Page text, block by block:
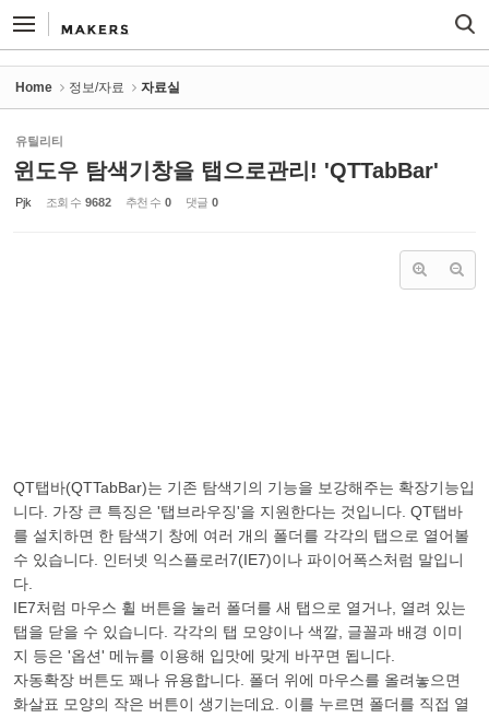
Home 정보/자료 자료실
유틸리티
윈도우 탐색기창을 탭으로관리! 'QTTabBar'
Pjk 조회 수 9682 추천 수 0 댓글 0
QT탭바(QTTabBar)는 기존 탐색기의 기능을 보강해주는 확장기능입
니다. 가장 큰 특징은 '탭브라우징'을 지원한다는 것입니다. QT탭바
를 설치하면 한 탐색기 창에 여러 개의 폴더를 각각의 탭으로 열어볼
수 있습니다. 인터넷 익스플로러7(IE7)이나 파이어폭스처럼 말입니
다.
IE7처럼 마우스 휠 버튼을 눌러 폴더를 새 탭으로 열거나, 열려 있는
탭을 닫을 수 있습니다. 각각의 탭 모양이나 색깔, 글꼴과 배경 이미
지 등은 '옵션' 메뉴를 이용해 입맛에 맞게 바꾸면 됩니다.
자동확장 버튼도 꽤나 유용합니다. 폴더 위에 마우스를 올려놓으면
화살표 모양의 작은 버튼이 생기는데요. 이를 누르면 폴더를 직접 열